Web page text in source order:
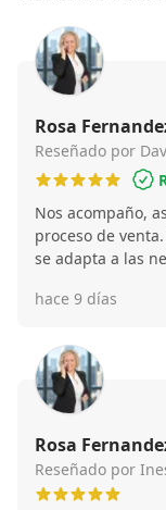
Rosa
Reseñado por
Nos acompaño,
proceso de
se adapta a las
como profesional
hace 9 días
Rosa
Reseñado por